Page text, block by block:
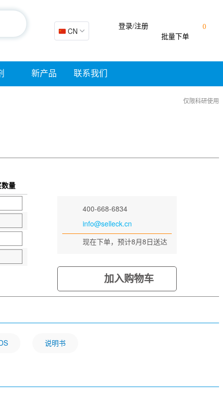
🇨🇳 CN
0
批量下单
登录/注册
新产品 联系我们
仅限科研使用
量
400-668-6834
info@selleck.cn
现在下单，预计8月8日送达
加入购物车
说明书